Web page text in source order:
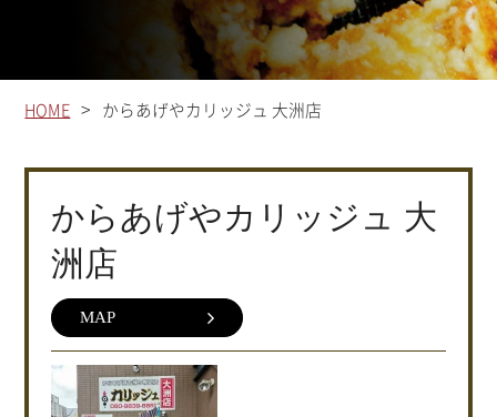
HOME > からあげやカリッジュ 大洲店
からあげやカリッジュ 大
洲店
MAP